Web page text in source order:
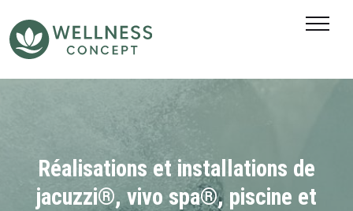
Réalisations et installations de
jacuzzi®, vivo spa®, piscine et
SAUNAS EXTÉRIEURS
PISCINES
PISCINES CONTAINER
ACTUALITÉS